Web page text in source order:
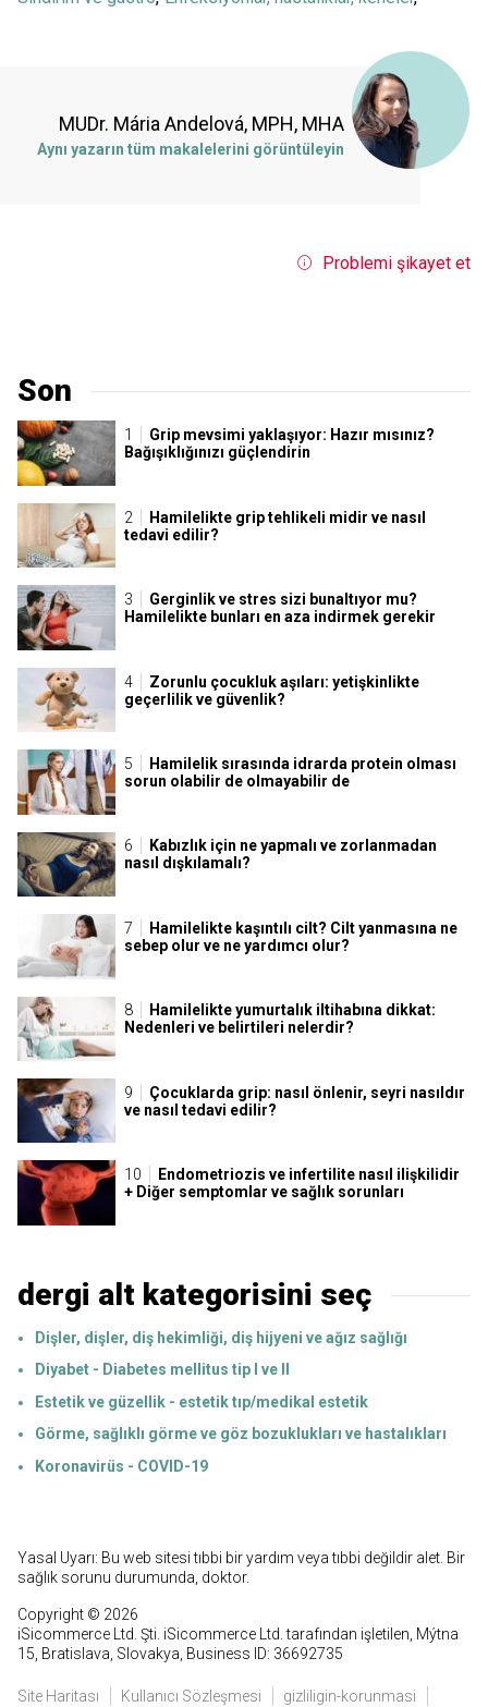
MUDr. Mária Andelová, MPH, MHA
Aynı yazarın tüm makalelerini görüntüleyin
Problemi şikayet et
Son
Grip mevsimi yaklaşıyor: Hazır mısınız?
Bağışıklığınızı güçlendirin
Hamilelikte grip tehlikeli midir ve nasıl
tedavi edilir?
Gerginlik ve stres sizi bunaltıyor mu?
Hamilelikte bunları en aza indirmek gerekir
Zorunlu çocukluk aşıları: yetişkinlikte
geçerlilik ve güvenlik?
Hamilelik sırasında idrarda protein olması
sorun olabilir de olmayabilir de
Kabızlık için ne yapmalı ve zorlanmadan
nasıl dışkılamalı?
Hamilelikte kaşıntılı cilt? Cilt yanmasına ne
sebep olur ve ne yardımcı olur?
Hamilelikte yumurtalık iltihabına dikkat:
Nedenleri ve belirtileri nelerdir?
Çocuklarda grip: nasıl önlenir, seyri nasıldır
ve nasıl tedavi edilir?
Endometriozis ve infertilite nasıl ilişkilidir
+ Diğer semptomlar ve sağlık sorunları
dergi alt kategorisini seç
Dişler, dişler, diş hekimliği, diş hijyeni ve ağız sağlığı
Diyabet - Diabetes mellitus tip I ve II
Estetik ve güzellik - estetik tıp/medikal estetik
Görme, sağlıklı görme ve göz bozuklukları ve hastalıkları
Koronavirüs - COVID-19
Yasal Uyarı: Bu web sitesi tıbbi bir yardım veya tıbbi değildir alet. Bir
sağlık sorunu durumunda, doktor.
Copyright © 2026
iSicommerce Ltd. Şti. iSicommerce Ltd. tarafından işletilen, Mýtna
15, Bratislava, Slovakya, Business ID: 36692735
Site Haritası Kullanıcı Sözleşmesi gizliligin-korunmasi